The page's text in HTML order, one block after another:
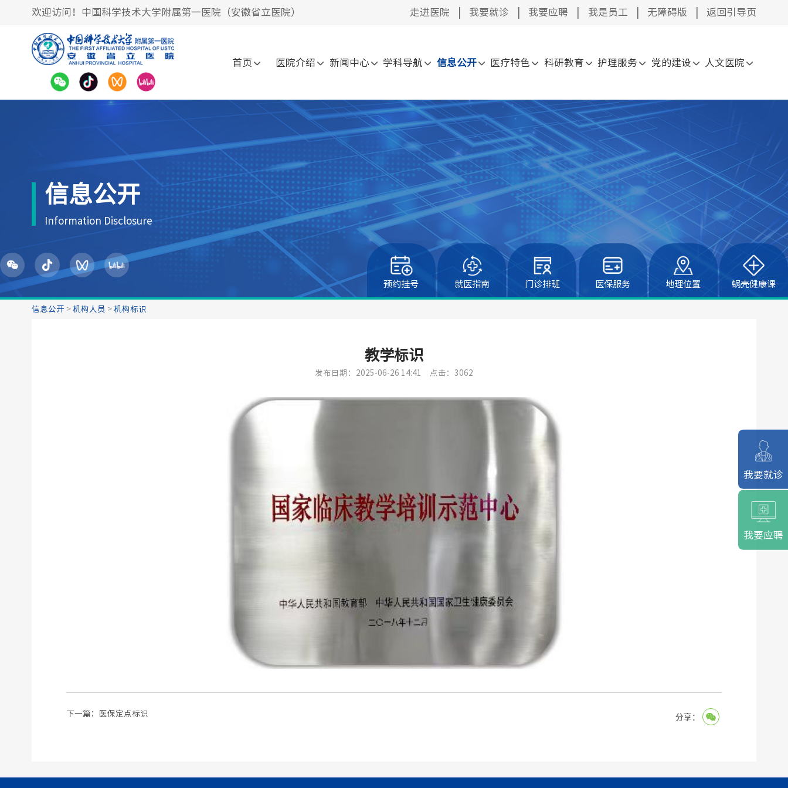
欢迎访问！中国科学技术大学附属第一医院（安徽省立医院） 走进医院 我要就诊 我要应聘 我是员工 无障碍版 返回引导页
首页 医院介绍 新闻中心 学科导航 信息公开 医疗特色 科研教育 护理服务 党的建设 人文医院
信息公开
Information Disclosure
预约挂号 就医指南 门诊排班 医保服务 地理位置 蜗壳健康课
信息公开 > 机构人员 > 机构标识
教学标识
发布日期：2025-06-26 14:41 点击：3062
分享：
下一篇： 医保定点标识
我要就诊
我要应聘